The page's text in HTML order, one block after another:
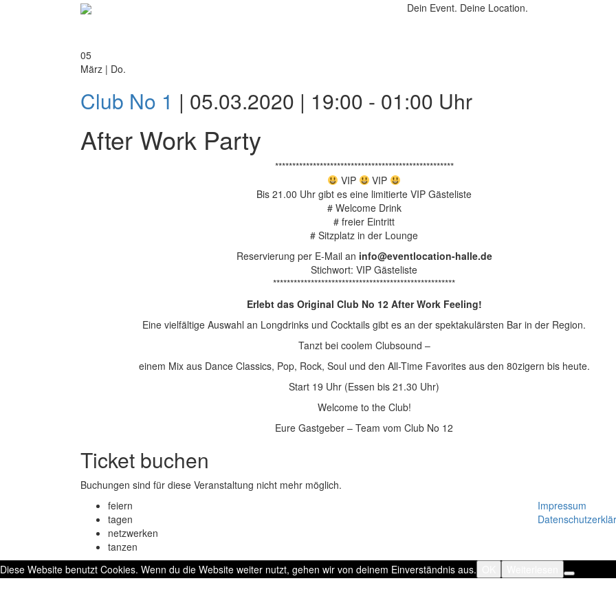
Dein Event. Deine Location.
05
März | Do.
Club No 1 | 05.03.2020 | 19:00 - 01:00 Uhr
After Work Party
****************************************************
VIP
VIP
Bis 21.00 Uhr gibt es eine limitierte VIP Gästeliste
# Welcome Drink
# freier Eintritt
# Sitzplatz in der Lounge
Reservierung per E-Mail an info@eventlocation-halle.de
Stichwort: VIP Gästeliste
*****************************************************
Erlebt das Original Club No 12 After Work Feeling!
Eine vielfältige Auswahl an Longdrinks und Cocktails gibt es an der spektakulärsten Bar in der Region.
Tanzt bei coolem Clubsound –
einem Mix aus Dance Classics, Pop, Rock, Soul und den All-Time Favorites aus den 80zigern bis heute.
Start 19 Uhr (Essen bis 21.30 Uhr)
Welcome to the Club!
Eure Gastgeber – Team vom Club No 12
Ticket buchen
Buchungen sind für diese Veranstaltung nicht mehr möglich.
feiern
tagen
netzwerken
tanzen
Impressum
Diese Website benutzt Cookies. Wenn du die Website weiter nutzt, gehen wir von deinem Einverständnis aus.